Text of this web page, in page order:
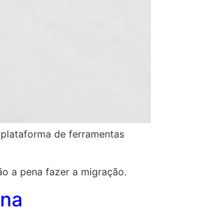
de ferramentas
a pena fazer a migração.